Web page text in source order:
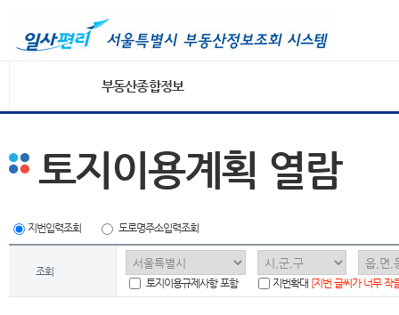
부동산종합정보
토지이용계획 열람
지번입력조회 도로명주소입력조회
조회
토지이용규제사항 포함
지번확대 [지번 글씨가 너무 작